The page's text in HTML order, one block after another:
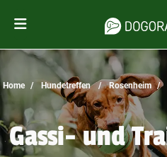
Home Hundetreffen Rosenheim
Gassi- und